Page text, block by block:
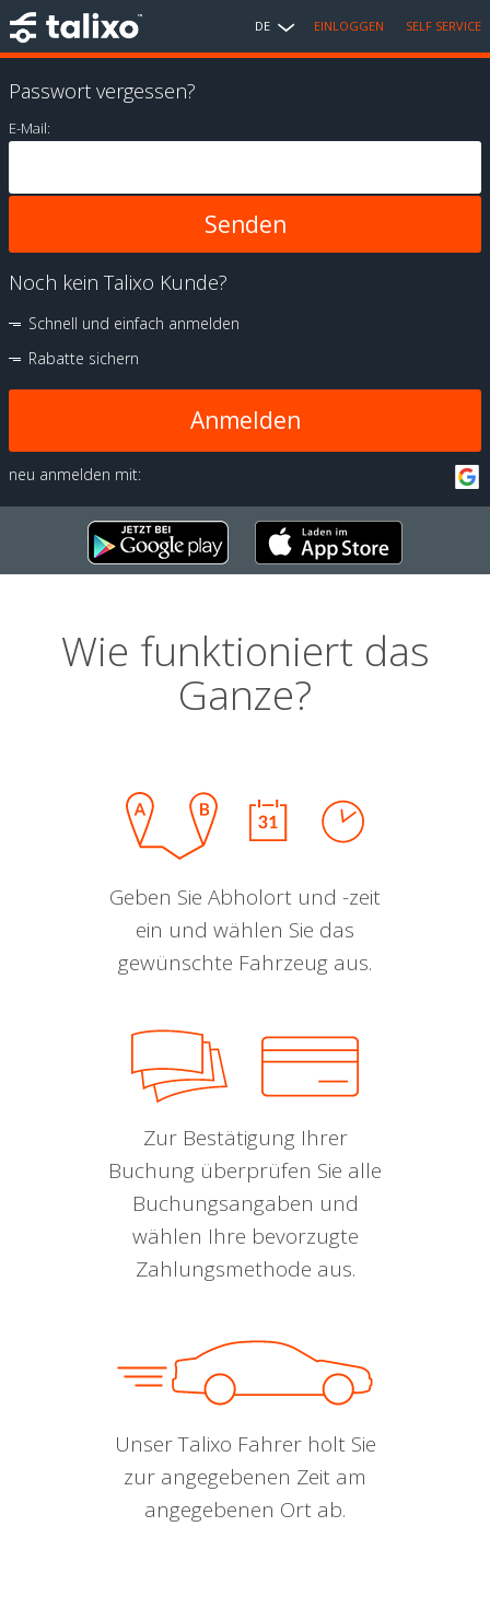
DE EINLOGGEN SELF SERVICE
Passwort vergessen?
E-Mail:
Noch kein Talixo Kunde?
Schnell und einfach anmelden
Rabatte sichern
Anmelden
neu anmelden mit:
Wie funktioniert das
Ganze?
Geben Sie Abholort und -zeit
ein und wählen Sie das
gewünschte Fahrzeug aus.
Zur Bestätigung Ihrer
Buchung überprüfen Sie alle
Buchungsangaben und
wählen Ihre bevorzugte
Zahlungsmethode aus.
Unser Talixo Fahrer holt Sie
zur angegebenen Zeit am
angegebenen Ort ab.